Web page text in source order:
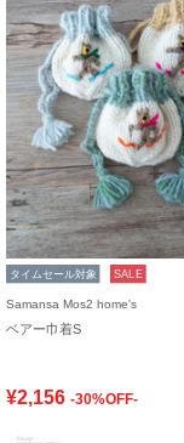
タイムセール対象 SALE
Samansa Mos2 home's
ベアー巾着S
¥2,156 -30%OFF-